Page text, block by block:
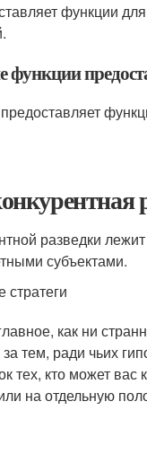
функции
разведки
субъектами.
как ни
тем, ради чьих
тех, кто может
на отдельную